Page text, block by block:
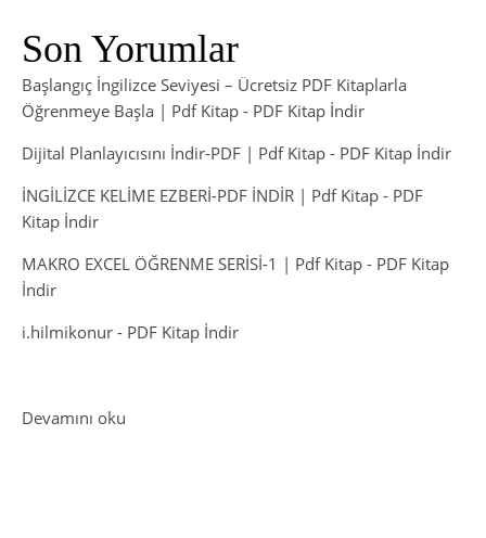
Son Yorumlar
Başlangıç İngilizce Seviyesi – Ücretsiz PDF Kitaplarla
Öğrenmeye Başla | Pdf Kitap - PDF Kitap İndir
Dijital Planlayıcısını İndir-PDF | Pdf Kitap - PDF Kitap İndir
İNGİLİZCE KELİME EZBERİ-PDF İNDİR | Pdf Kitap - PDF
Kitap İndir
MAKRO EXCEL ÖĞRENME SERİSİ-1 | Pdf Kitap - PDF Kitap
İndir
i.hilmikonur - PDF Kitap İndir
Devamını oku